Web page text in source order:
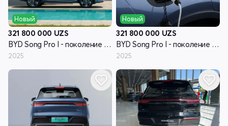
Новый
321 800 000 UZS
BYD Song Pro I - поколение рестайлинг
2025
Новый
321 800 000 UZS
BYD Song Pro I - поколение рестайлинг
2025